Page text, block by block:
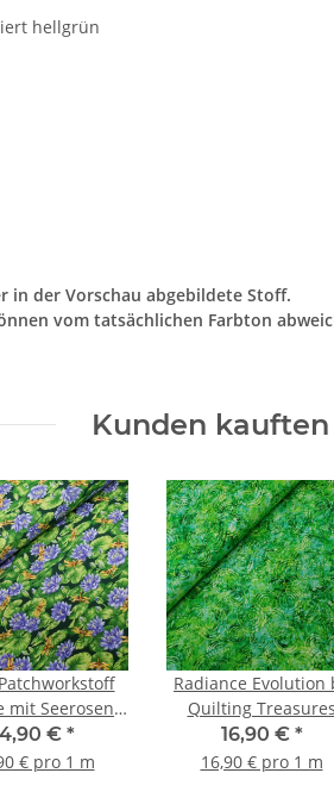
hellgrün
in der Vorschau abgebildete Stoff.
vom tatsächlichen Farbton
Kunden
mit Seerosen
lila, beige
€ *
€ pro 1 m
Radiance Evolution
Quilting Treasures
Patchworkstoff
grün
16,90 € *
16,90 € pro 1 m